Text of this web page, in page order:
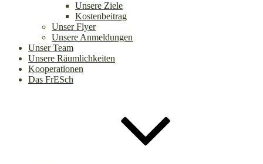
Unsere Ziele
Kostenbeitrag
Unser Flyer
Unsere Anmeldungen
Unser Team
Unsere Räumlichkeiten
Kooperationen
Das FrESch